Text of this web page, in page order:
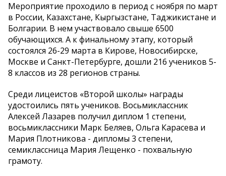
Мероприятие проходило в период с ноября по март
в России, Казахстане, Кыргызстане, Таджикистане и
Болгарии. В нем участвовало свыше 6500
обучающихся. А к финальному этапу, который
состоялся 26-29 марта в Кирове, Новосибирске,
Москве и Санкт-Петербурге, дошли 216 учеников 5-
8 классов из 28 регионов страны.
Среди лицеистов «Второй школы» награды
удостоились пять учеников. Восьмиклассник
Алексей Лазарев получил диплом 1 степени,
восьмиклассники Марк Беляев, Ольга Карасева и
Мария Плотникова - дипломы 3 степени,
семиклассница Мария Лещенко - похвальную
грамоту.